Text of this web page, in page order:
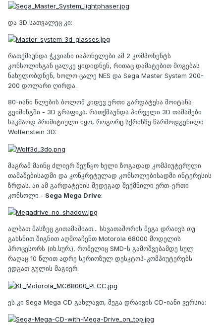
და 3D სათვალეც კი:
რათქმაუნდა ჭკვიანი იაპონელები ამ 2 კომპონენტს
კონსოლისგან ცალკე ყიდიდნენ, რითაც დამატებით მოგებას
ნახულობდნენ, ხოლო ცალე NES და Sega Master System 200-
200 დოლარი ღირდა.
80-იანი წლების ბოლომ კიდევ ერთი გარდატეხა მოიტანა
გეიმინგში - 3D გრაფიკა. რათქმაუნდა პირველი 3D თამაშები
საკმაოდ პრიმიტიული იყო, როგორც სქრინზე წარმოდგენილი
Wolfenstein 3D:
მაგრამ მაინც ძლიერ შეუწყო ხელი ზოგადად კომპიუტერული
თამაშებისადმი და კონკრეტულად კონსოლებისადმი ინტერესის
ზრდას. აი ამ გარდატეხის შედეგად შექმნილი ერთ-ერთი
კონსოლი - Sega Mega Drive:
ალბათ მასზეც გითამაშიათ... სხვათაშორის მეგა დრაივს თუ
გახსნით შიგნით აღმოაჩენთ Motorola 68000 მოდელის
პროცესორს (იხ.სურ.), რომელიც SMD-ს გამოშვებამდე სულ
რაღაც 10 წლით ადრე სერიოზულ დესკტოპ-კომპიუტერებს
ედგათ გულის მაგიერ.
ეს კი Sega Mega CD გახლავთ, მეგა დრაივის CD-იანი ვერსია: